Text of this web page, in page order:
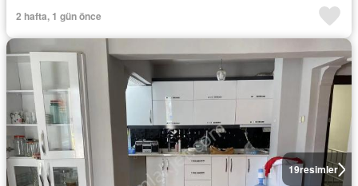
2 hafta, 1 gün önce
19resimler